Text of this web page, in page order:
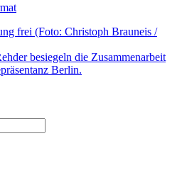
frei (Foto: Christoph Brauneis /
besiegeln die Zusammenarbeit
Berlin.